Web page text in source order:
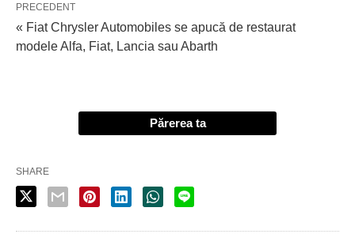
PRECEDENT
« Fiat Chrysler Automobiles se apucă de restaurat
modele Alfa, Fiat, Lancia sau Abarth
Părerea ta
SHARE